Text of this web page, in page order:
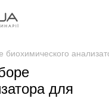
биохимического
для